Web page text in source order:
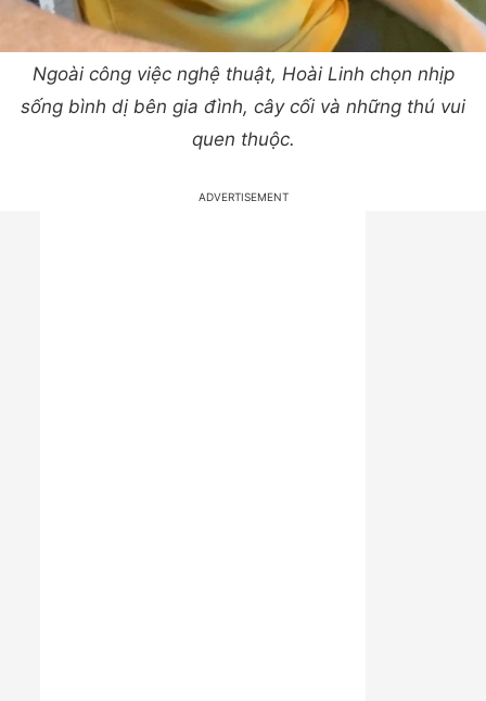
Ngoài công việc nghệ thuật, Hoài Linh chọn nhịp
sống bình dị bên gia đình, cây cối và những thú vui
quen thuộc.